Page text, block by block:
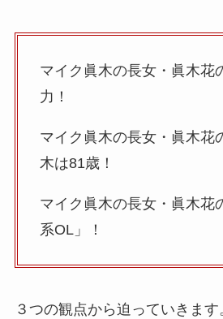
マイク眞木の長女・眞木花
力！
マイク眞木の長女・眞木花
木は81歳！
マイク眞木の長女・眞木花
系OL」！
３つの観点から迫っていきます